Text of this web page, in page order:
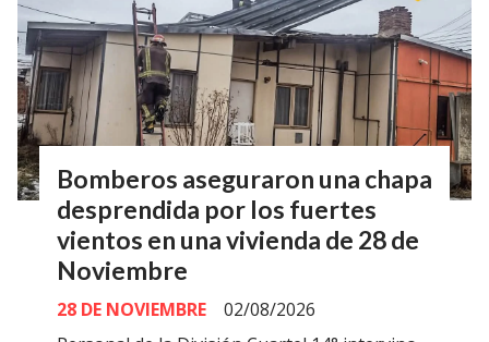
Bomberos aseguraron una chapa
desprendida por los fuertes
vientos en una vivienda de 28 de
Noviembre
28 DE NOVIEMBRE
02/08/2026